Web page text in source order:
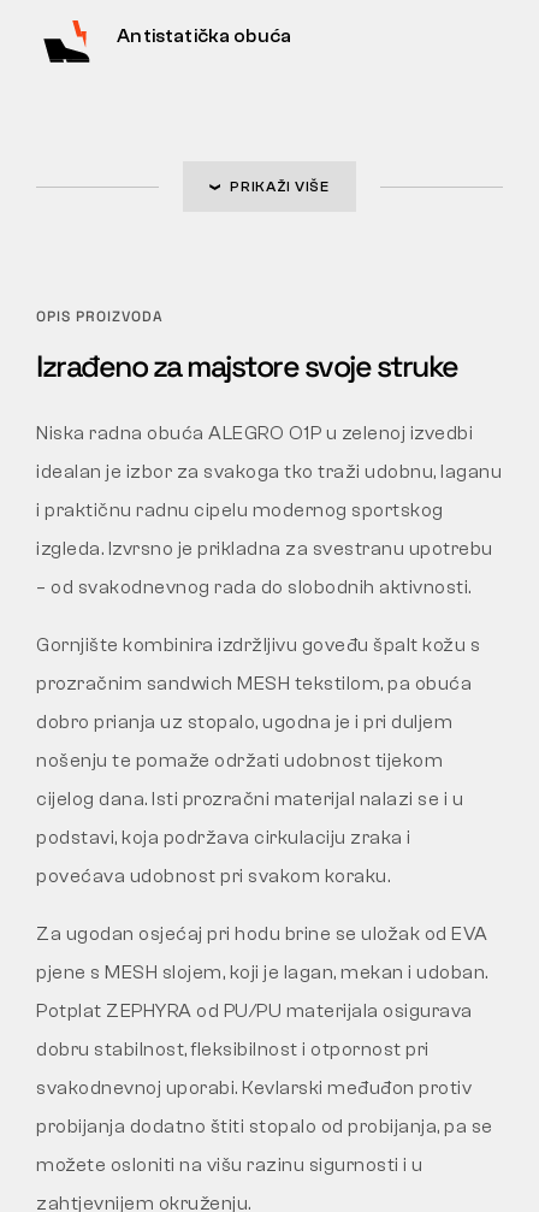
Antistatička obuća
PRIKAŽI VIŠE
OPIS PROIZVODA
Izrađeno za majstore svoje struke
Niska radna obuća ALEGRO O1P u zelenoj izvedbi
idealan je izbor za svakoga tko traži udobnu, laganu
i praktičnu radnu cipelu modernog sportskog
izgleda. Izvrsno je prikladna za svestranu upotrebu
– od svakodnevnog rada do slobodnih aktivnosti.
Gornjište kombinira izdržljivu goveđu špalt kožu s
prozračnim sandwich MESH tekstilom, pa obuća
dobro prianja uz stopalo, ugodna je i pri duljem
nošenju te pomaže održati udobnost tijekom
cijelog dana. Isti prozračni materijal nalazi se i u
podstavi, koja podržava cirkulaciju zraka i
povećava udobnost pri svakom koraku.
Za ugodan osjećaj pri hodu brine se uložak od EVA
pjene s MESH slojem, koji je lagan, mekan i udoban.
Potplat ZEPHYRA od PU/PU materijala osigurava
dobru stabilnost, fleksibilnost i otpornost pri
svakodnevnoj uporabi. Kevlarski međuđon protiv
probijanja dodatno štiti stopalo od probijanja, pa se
možete osloniti na višu razinu sigurnosti i u
zahtjevnijem okruženju.